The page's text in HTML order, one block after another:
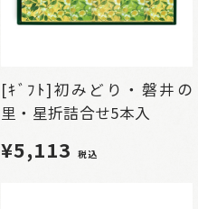
[ｷﾞﾌﾄ]初みどり・磐井の
里・星折詰合せ5本入
¥5,113 税込